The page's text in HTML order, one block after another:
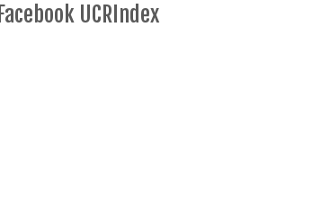
Facebook UCRIndex